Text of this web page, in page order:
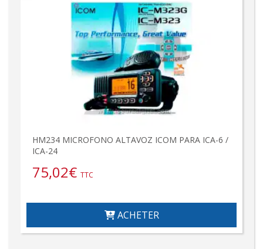
HM234 MICROFONO ALTAVOZ ICOM PARA ICA-6 /
ICA-24
75,02€ TTC
ACHETER